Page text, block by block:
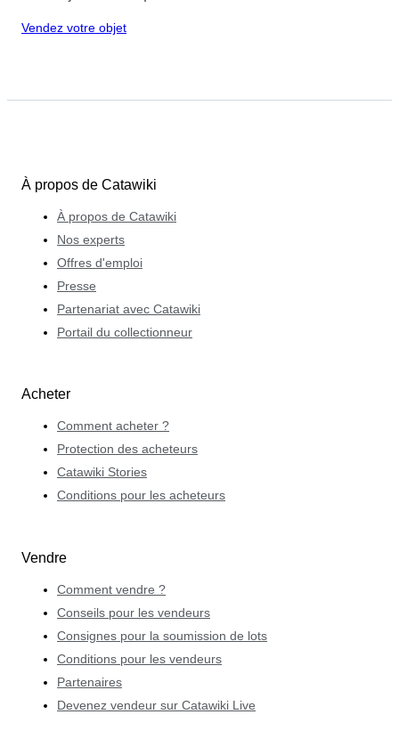
Vendez votre objet
À propos de Catawiki
À propos de Catawiki
Nos experts
Offres d'emploi
Presse
Partenariat avec Catawiki
Portail du collectionneur
Acheter
Comment acheter ?
Protection des acheteurs
Catawiki Stories
Conditions pour les acheteurs
Vendre
Comment vendre ?
Conseils pour les vendeurs
Consignes pour la soumission de lots
Conditions pour les vendeurs
Partenaires
Devenez vendeur sur Catawiki Live